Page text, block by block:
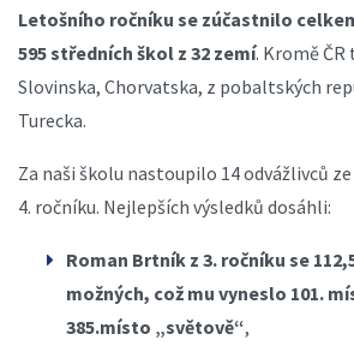
Letošního ročníku se zúčastnilo
595 středních škol z 32 zemí. Kromě ČR
Slovinska, Chorvatska, z pobaltských
Turecka.
Za naši školu nastoupilo 14 odvážlivců
4. ročníku. Nejlepších výsledků dosáhli:
Roman Brtník z 3. ročníku se
možných, což mu vyneslo 101.
385.místo „světově“,